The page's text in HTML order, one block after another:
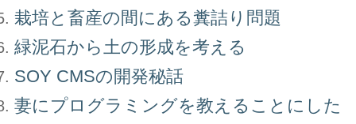
栽培と畜産の間にある糞詰り問題
緑泥石から土の形成を考える
SOY CMSの開発秘話
妻にプログラミングを教えることにした